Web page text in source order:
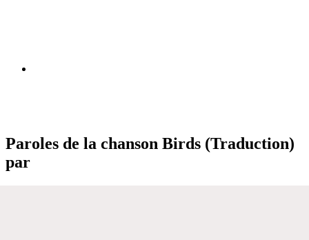
Paroles de la chanson Birds (Traduction)
par